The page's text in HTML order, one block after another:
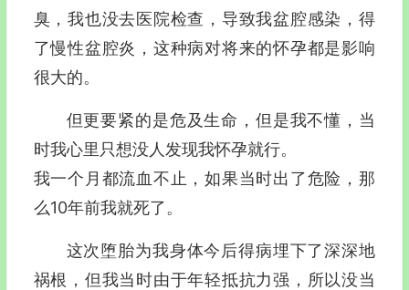
臭，我也没去医院检查，导致我盆腔感染，得
了慢性盆腔炎，这种病对将来的怀孕都是影响
很大的。
但更要紧的是危及生命，但是我不懂，当
时我心里只想没人发现我怀孕就行。
我一个月都流血不止，如果当时出了危险，那
么10年前我就死了。
这次堕胎为我身体今后得病埋下了深深地
祸根，但我当时由于年轻抵抗力强，所以没当